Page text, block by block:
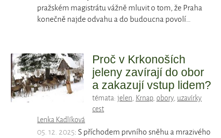
pražském magistrátu vážně mluvit o tom, že Praha
konečně najde odvahu a do budoucna povolí…
Proč v Krkonoších
jeleny zavírají do obor
a zakazují vstup lidem?
témata: jelen, Krnap, obory, uzavírky
cest
Lenka Kadlíková
05. 12. 2025: S příchodem prvního sněhu a mrazivého